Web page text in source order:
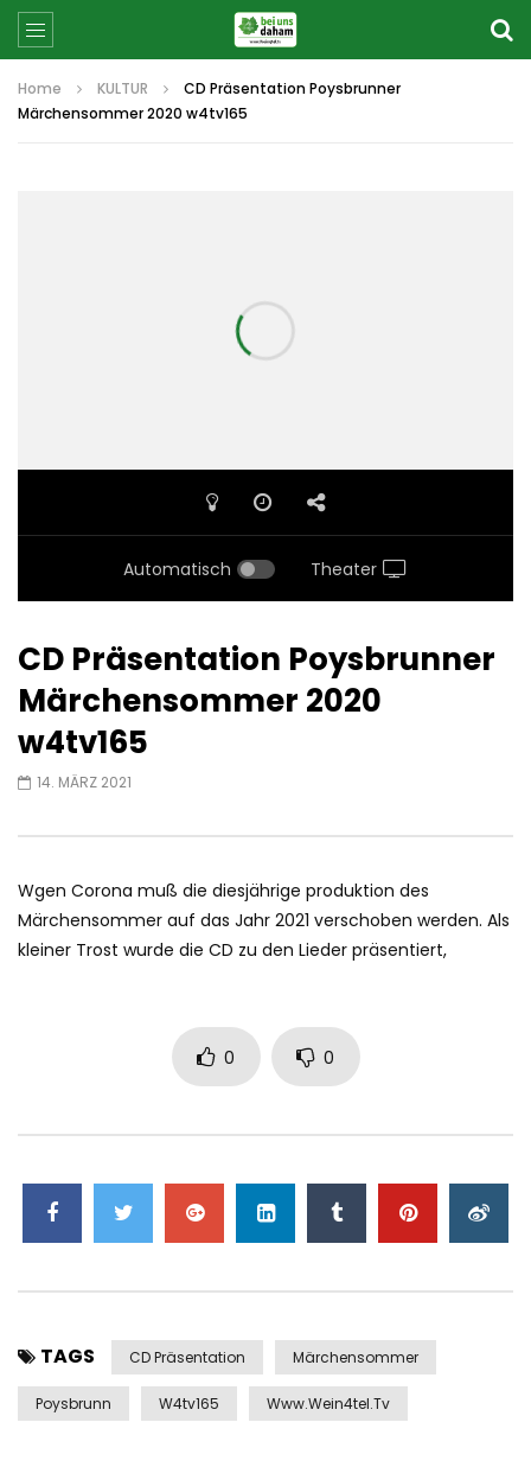
Home KULTUR
CD Präsentation Poysbrunner
Märchensommer 2020 w4tv165
Automatisch Theater
CD Präsentation Poysbrunner
Märchensommer 2020
w4tv165
14. MÄRZ 2021
Wgen Corona muß die diesjährige produktion des
Märchensommer auf das Jahr 2021 verschoben werden. Als
kleiner Trost wurde die CD zu den Lieder präsentiert,
0 0
TAGS CD Präsentation Märchensommer
Poysbrunn W4tv165 Www.wein4tel.tv